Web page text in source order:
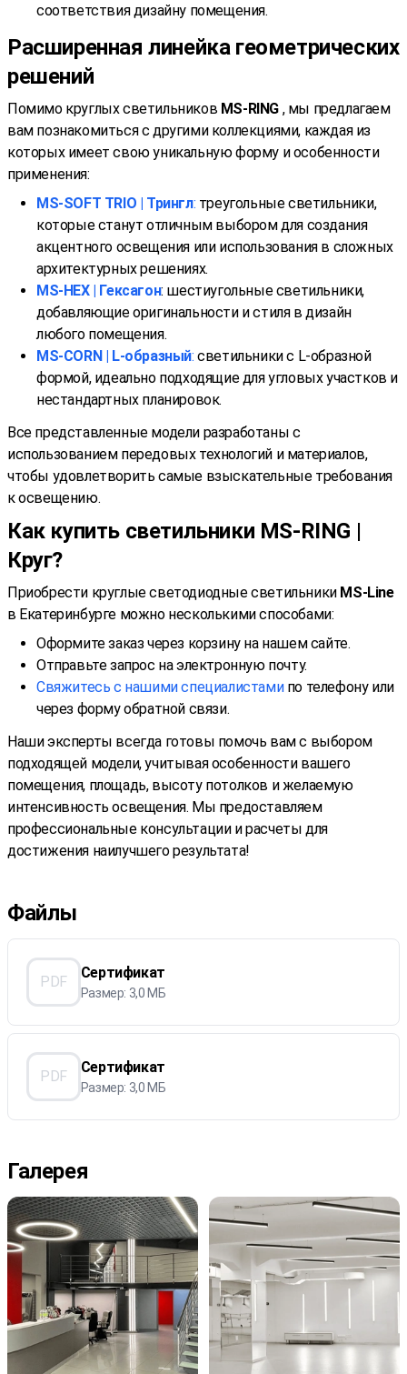
соответствия дизайну помещения.
Расширенная линейка геометрических
решений
Помимо круглых светильников MS-RING , мы предлагаем
вам познакомиться с другими коллекциями, каждая из
которых имеет свою уникальную форму и особенности
применения:
MS-SOFT TRIO | Трингл: треугольные светильники,
которые станут отличным выбором для создания
акцентного освещения или использования в сложных
архитектурных решениях.
MS-HEX | Гексагон: шестиугольные светильники,
добавляющие оригинальности и стиля в дизайн
любого помещения.
MS-CORN | L-образный:светильники с L-образной
формой, идеально подходящие для угловых участков и
нестандартных планировок.
Все представленные модели разработаны с
использованием передовых технологий и материалов,
чтобы удовлетворить самые взыскательные требования
к освещению.
Как купить светильники MS-RING |
Круг?
Приобрести круглые светодиодные светильники MS-Line
в Екатеринбурге можно несколькими способами:
Оформите заказ через корзину на нашем сайте.
Отправьте запрос на электронную почту.
Свяжитесь с нашими специалистамипо телефону или
через форму обратной связи.
Наши эксперты всегда готовы помочь вам с выбором
подходящей модели, учитывая особенности вашего
помещения, площадь, высоту потолков и желаемую
интенсивность освещения. Мы предоставляем
профессиональные консультации и расчеты для
достижения наилучшего результата!
Файлы
PDF
Сертификат
Размер: 3,0 МБ
PDF
Сертификат
Размер: 3,0 МБ
Галерея